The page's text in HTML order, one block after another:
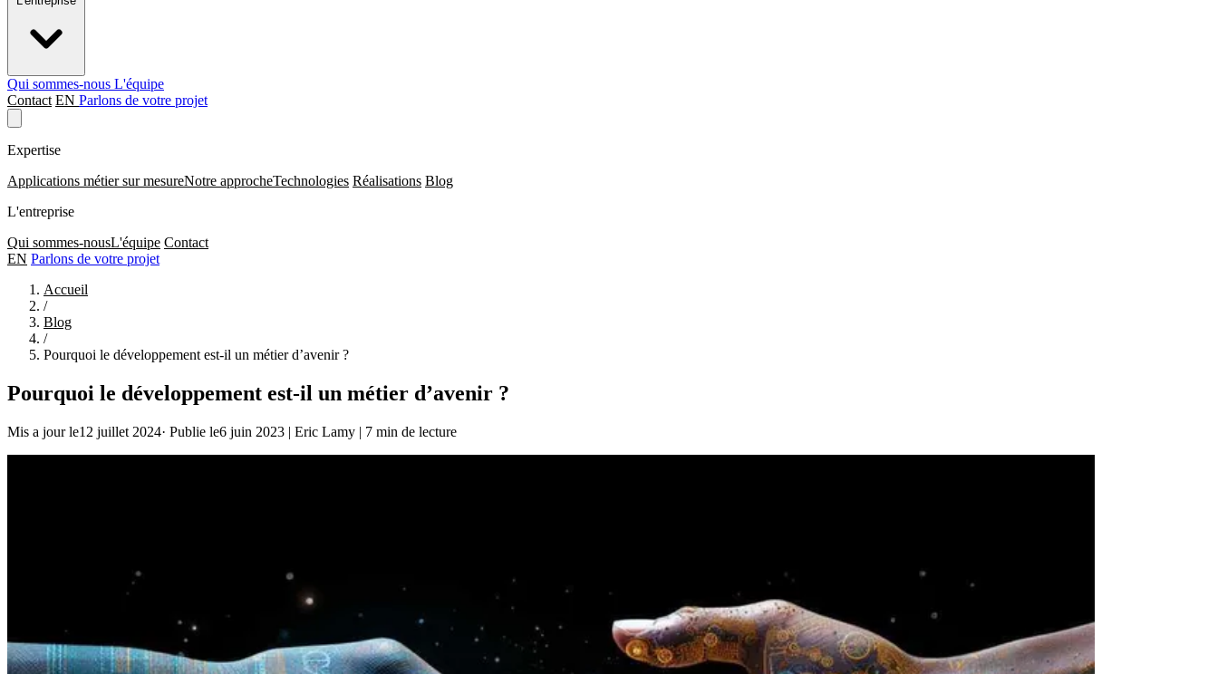
Qui sommes-nous L'équipe
Contact EN Parlons de votre projet
Expertise
Applications métier sur mesureNotre approcheTechnologies Réalisations Blog
L'entreprise
Qui sommes-nousL'équipe Contact
EN Parlons de votre projet
Accueil
/
Blog
/
Pourquoi le développement est-il un métier d’avenir ?
Pourquoi le développement est-il un métier d’avenir ?
Mis a jour le12 juillet 2024· Publie le6 juin 2023 | Eric Lamy | 7 min de lecture